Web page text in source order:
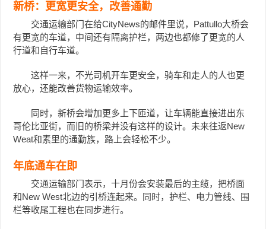
新桥：更宽更安全，改善通勤
交通运输部门在给CityNews的邮件里说，Pattullo大桥会
有更宽的车道，中间还有隔离护栏，两边也都修了更宽的人
行道和自行车道。
这样一来，不光司机开车更安全，骑车和走人的人也更
放心，还能改善货物运输效率。
同时，新桥会增加更多上下匝道，让车辆能直接进出东
哥伦比亚街，而旧的桥梁并没有这样的设计。未来往返New
Weat和素里的通勤族，路上会轻松不少。
年底通车在即
交通运输部门表示，十月份会安装最后的主缆，把桥面
和New West北边的引桥连起来。同时，护栏、电力管线、围
栏等收尾工程也在同步进行。